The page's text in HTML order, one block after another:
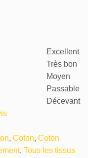
Excellent
Très bon
Moyen
Passable
Décevant
, Coton, Coton
, Tous les tissus